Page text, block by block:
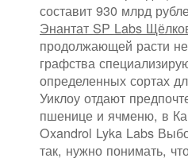
составит 930 млрд
Энантат SP Labs
продолжающей расти
графства
определенных сортах
Уиклоу отдают
пшенице и ячменю, в
Oxandrol Lyka Labs
так, нужно понимать,